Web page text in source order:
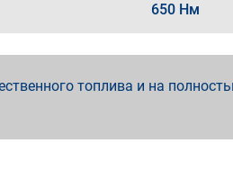
650 Нм
топлива и на